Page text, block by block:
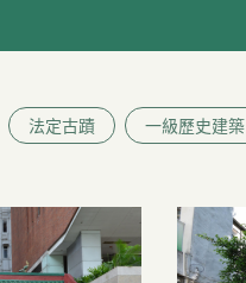
法定古蹟 一級歷史建築